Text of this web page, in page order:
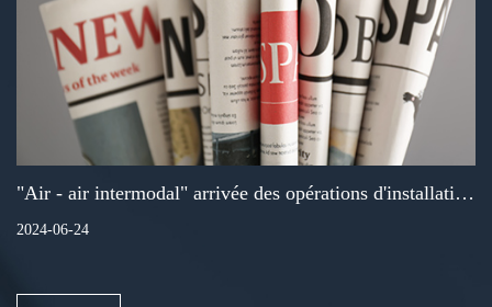
"Air - air intermodal" arrivée des opérations d'installation
2024-06-24